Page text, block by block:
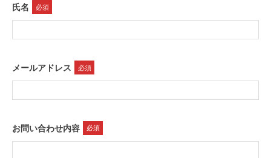
氏名 必須
メールアドレス 必須
お問い合わせ内容 必須